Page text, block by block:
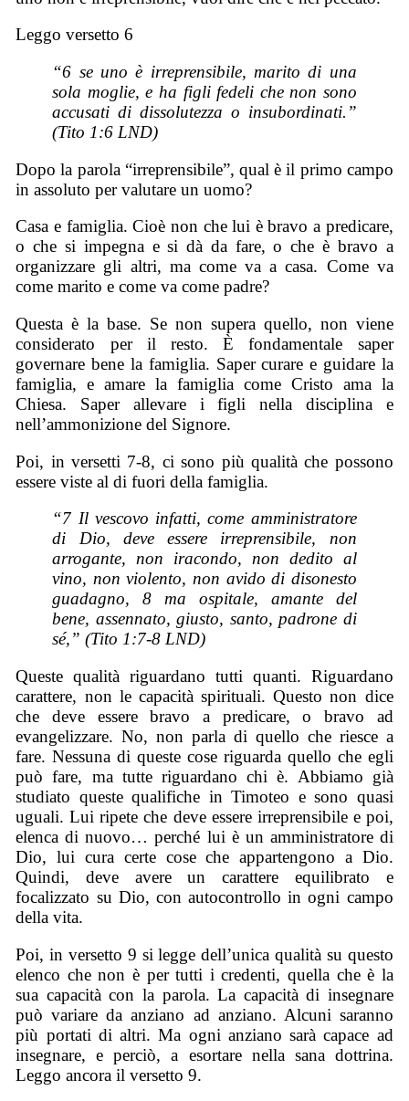
Leggo versetto 6
“6 se uno è irreprensibile, marito di una
sola moglie, e ha figli fedeli che non sono
accusati di dissolutezza o insubordinati.”
(Tito 1:6 LND)
Dopo la parola “irreprensibile”, qual è il primo campo
in assoluto per valutare un uomo?
Casa e famiglia. Cioè non che lui è bravo a predicare,
o che si impegna e si dà da fare, o che è bravo a
organizzare gli altri, ma come va a casa. Come va
come marito e come va come padre?
Questa è la base. Se non supera quello, non viene
considerato per il resto. È fondamentale saper
governare bene la famiglia. Saper curare e guidare la
famiglia, e amare la famiglia come Cristo ama la
Chiesa. Saper allevare i figli nella disciplina e
nell’ammonizione del Signore.
Poi, in versetti 7-8, ci sono più qualità che possono
essere viste al di fuori della famiglia.
“7 Il vescovo infatti, come amministratore
di Dio, deve essere irreprensibile, non
arrogante, non iracondo, non dedito al
vino, non violento, non avido di disonesto
guadagno, 8 ma ospitale, amante del
bene, assennato, giusto, santo, padrone di
sé,” (Tito 1:7-8 LND)
Queste qualità riguardano tutti quanti. Riguardano
carattere, non le capacità spirituali. Questo non dice
che deve essere bravo a predicare, o bravo ad
evangelizzare. No, non parla di quello che riesce a
fare. Nessuna di queste cose riguarda quello che egli
può fare, ma tutte riguardano chi è. Abbiamo già
studiato queste qualifiche in Timoteo e sono quasi
uguali. Lui ripete che deve essere irreprensibile e poi,
elenca di nuovo… perché lui è un amministratore di
Dio, lui cura certe cose che appartengono a Dio.
Quindi, deve avere un carattere equilibrato e
focalizzato su Dio, con autocontrollo in ogni campo
della vita.
Poi, in versetto 9 si legge dell’unica qualità su questo
elenco che non è per tutti i credenti, quella che è la
sua capacità con la parola. La capacità di insegnare
può variare da anziano ad anziano. Alcuni saranno
più portati di altri. Ma ogni anziano sarà capace ad
insegnare, e perciò, a esortare nella sana dottrina.
Leggo ancora il versetto 9.